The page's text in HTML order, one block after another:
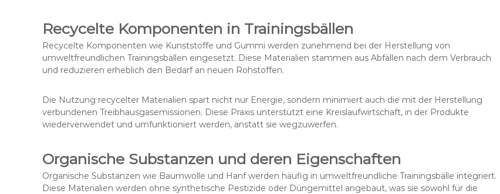
Recycelte Komponenten in Trainingsbällen
Recycelte Komponenten wie Kunststoffe und Gummi werden zunehmend bei der Herstellung von
umweltfreundlichen Trainingsbällen eingesetzt. Diese Materialien stammen aus Abfällen nach dem Verbrauch
und reduzieren erheblich den Bedarf an neuen Rohstoffen.
Die Nutzung recycelter Materialien spart nicht nur Energie, sondern minimiert auch die mit der Herstellung
verbundenen Treibhausgasemissionen. Diese Praxis unterstützt eine Kreislaufwirtschaft, in der Produkte
wiederverwendet und umfunktioniert werden, anstatt sie wegzuwerfen.
Organische Substanzen und deren Eigenschaften
Organische Substanzen wie Baumwolle und Hanf werden häufig in umweltfreundliche Trainingsbälle integriert.
Diese Materialien werden ohne synthetische Pestizide oder Düngemittel angebaut, was sie sowohl für die